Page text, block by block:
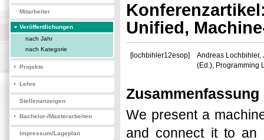
Mitarbeiter
Veröffentlichungen
nach Jahr
nach Kategorie
Projekte
Lehre
Stellenanzeigen
Bachelor-/Masterarbeiten
Impressum/Lageplan
Unified,
[lochbihler12esop] Andreas Lochbihler,
(Ed.), Programming
Zusammenfassung
We present a
and connect it to an